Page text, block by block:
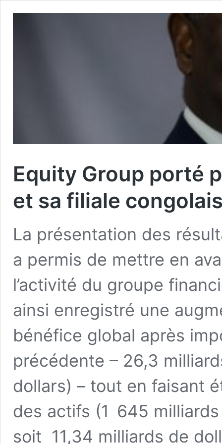
Equity Group porté
et sa filiale
La présentation des
a permis de mettre en
l’activité du groupe
ainsi enregistré une
bénéfice global après
précédente – 26,3
dollars) – tout en faisant
des actifs (1 645
soit 11,34 milliards de